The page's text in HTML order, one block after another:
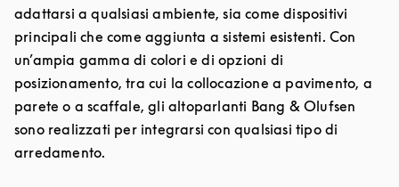
adattarsi a qualsiasi ambiente, sia come dispositivi
principali che come aggiunta a sistemi esistenti. Con
un’ampia gamma di colori e di opzioni di
posizionamento, tra cui la collocazione a pavimento, a
parete o a scaffale, gli altoparlanti Bang & Olufsen
sono realizzati per integrarsi con qualsiasi tipo di
arredamento.